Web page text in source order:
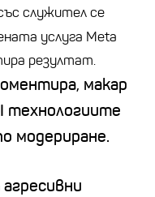
служител се
услуга Meta
резултат.
макар
технологиите
модериране.
агресивни